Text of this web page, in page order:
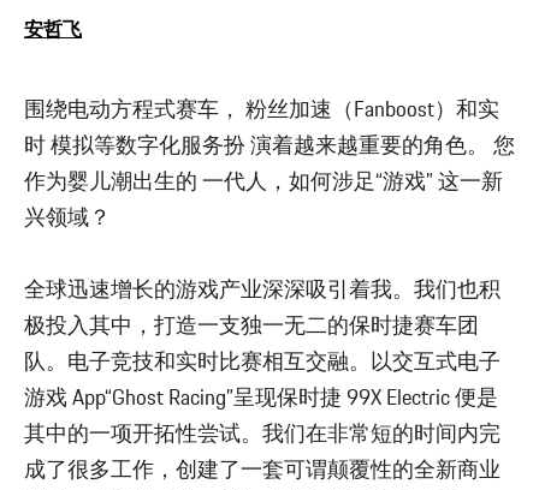
安哲飞
围绕电动方程式赛车， 粉丝加速（Fanboost）和实
时 模拟等数字化服务扮 演着越来越重要的角色。 您
作为婴儿潮出生的 一代人，如何涉足“游戏” 这一新
兴领域？
全球迅速增长的游戏产业深深吸引着我。我们也积
极投入其中，打造一支独一无二的保时捷赛车团
队。电子竞技和实时比赛相互交融。以交互式电子
游戏 App“Ghost Racing”呈现保时捷 99X Electric 便是
其中的一项开拓性尝试。我们在非常短的时间内完
成了很多工作，创建了一套可谓颠覆性的全新商业